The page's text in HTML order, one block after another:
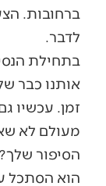
ברחובות.
לדבר.
בתחילת
אותנו כבר
זמן. עכשיו
מעולם לא
הסיפור
הוא הסתכל